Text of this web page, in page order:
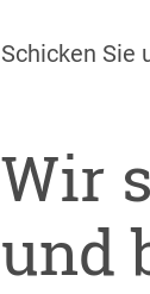
Schicken Sie
Wir
und